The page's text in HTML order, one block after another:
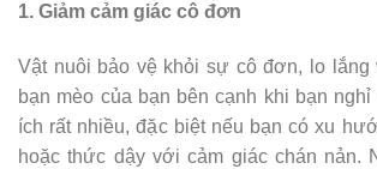
1. Giảm cảm giác cô đơn
Vật nuôi bảo vệ khỏi sự cô đơn, lo lắng
bạn mèo của bạn bên cạnh khi bạn
ích rất nhiều, đặc biệt nếu bạn có xu
hoặc thức dậy với cảm giác chán nản.